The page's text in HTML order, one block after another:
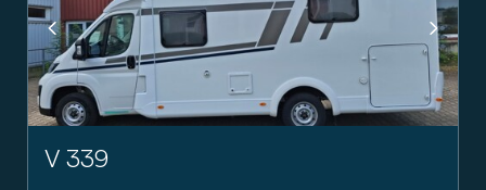
Previous Next
V 339